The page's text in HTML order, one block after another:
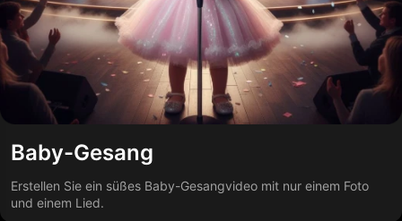
Baby-Gesang
Erstellen Sie ein süßes Baby-Gesangvideo mit nur einem Foto
und einem Lied.